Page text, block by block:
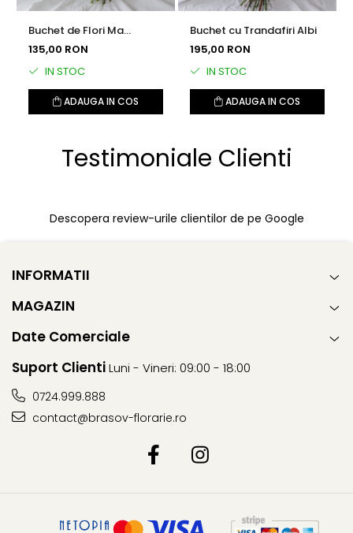
Buchet de Flori Ma
Gandesc la Tine
135,00 RON
IN STOC
ADAUGA IN COS
Buchet cu Trandafiri Albi
195,00 RON
IN STOC
ADAUGA IN COS
Testimoniale Clienti
Descopera review-urile clientilor de pe Google
INFORMATII
MAGAZIN
Date Comerciale
Suport ClientiLuni - Vineri: 09:00 - 18:00
0724.999.888
contact@brasov-florarie.ro